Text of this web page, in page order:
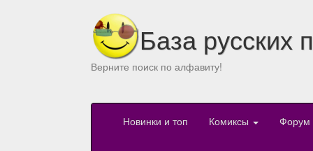
База русских
Верните поиск по алфавиту!
Новинки и топ Комиксы Форум